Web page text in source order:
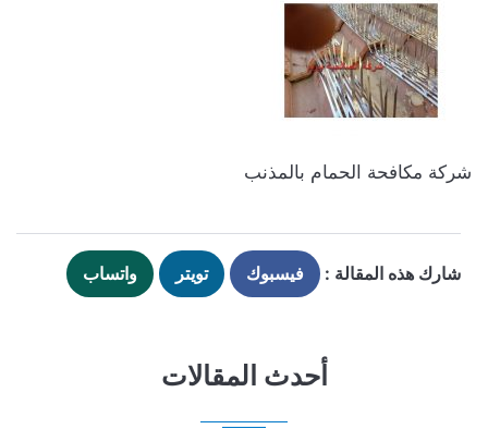
شركة مكافحة الحمام بالمذنب
شارك هذه المقالة : فيسبوك تويتر واتساب
أحدث المقالات